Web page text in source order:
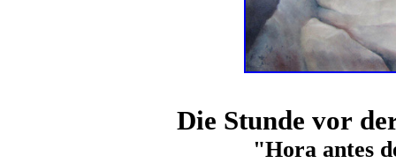
Die Stunde vor
"Hora antes